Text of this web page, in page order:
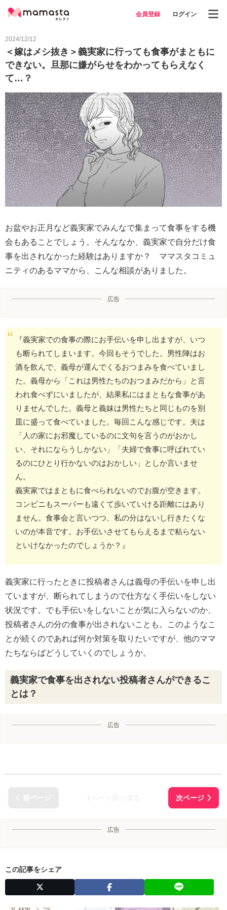
会員登録 ログイン
2024/12/12
＜嫁はメシ抜き＞義実家に行っても食事がまともに
できない。旦那に嫌がらせをわかってもらえなく
て…？
お盆やお正月など義実家でみんなで集まって食事をする機
会もあることでしょう。そんななか、義実家で自分だけ食
事を出されなかった経験はありますか？ ママスタコミュ
ニティのあるママから、こんな相談がありました。
広告
『義実家での食事の際にお手伝いを申し出ますが、いつ
も断られてしまいます。今回もそうでした。男性陣はお
酒を飲んで、義母が運んでくるおつまみを食べていまし
た。義母から「これは男性たちのおつまみだから」と言
われ食べずにいましたが、結果私にはまともな食事があ
りませんでした。義母と義妹は男性たちと同じものを別
皿に盛って食べていました。毎回こんな感じです。夫は
「人の家にお邪魔しているのに文句を言うのがおかし
い、それにならうしかない」「夫婦で食事に呼ばれてい
るのにひとり行かないのはおかしい」としか言いませ
ん。
義実家ではまともに食べられないのでお腹が空きます。
コンビニもスーパーも遠くて歩いていける距離にはあり
ません。食事会と言いつつ、私の分はないし行きたくな
いのが本音です。お手伝いさせてもらえるまで粘らない
といけなかったのでしょうか？』
義実家に行ったときに投稿者さんは義母の手伝いを申し出
ていますが、断られてしまうので仕方なく手伝いをしない
状況です。でも手伝いをしないことが気に入らないのか、
投稿者さんの分の食事が出されないことも。このようなこ
とが続くのであれば何か対策を取りたいですが、他のママ
たちならばどうしていくのでしょうか。
義実家で食事を出されない投稿者さんができるこ
とは？
広告
広告
この記事をシェア